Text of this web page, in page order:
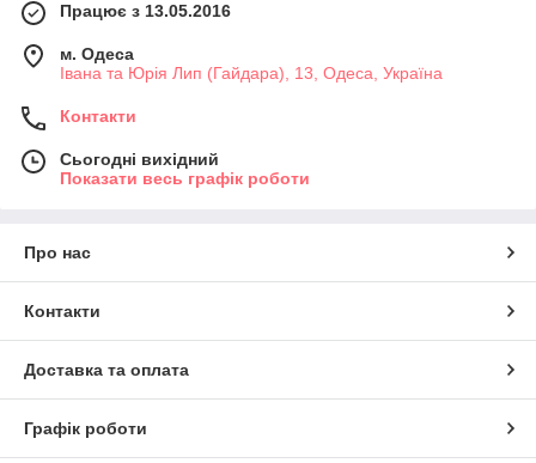
Працює з 13.05.2016
м. Одеса
Івана та Юрія Лип (Гайдара), 13, Одеса, Україна
Контакти
Сьогодні вихідний
Показати весь графік роботи
Про нас
Контакти
Доставка та оплата
Графік роботи